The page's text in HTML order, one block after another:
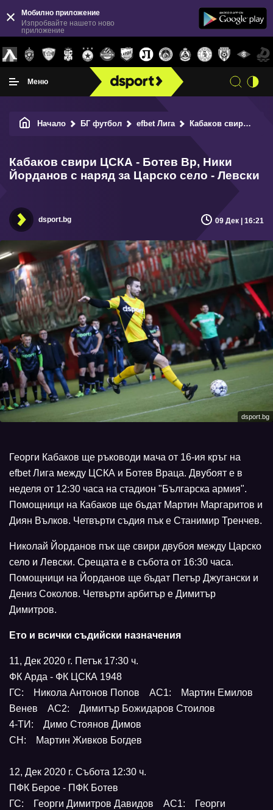
Мобилно приложение
Изпробвайте нашето ново
приложение
Меню
Начало БГ футбол efbet Лига Кабаков свири ЦСКА - Ботев Вр, Ники Йорданов с наряд за Царско село - Левски
Кабаков свири ЦСКА - Ботев Вр, Ники
Йорданов с наряд за Царско село - Левски
dsport.bg 09 Дек | 16:21
dsport.bg
Георги Кабаков ще ръководи мача от 16-ия кръг на
efbet Лига между ЦСКА и Ботев Враца. Двубоят е в
неделя от 12:30 часа на стадион "Българска армия".
Помощници на Кабаков ще бъдат Мартин Маргаритов и
Диян Вълков. Четвърти съдия пък е Станимир Тренчев.
Николай Йорданов пък ще свири двубоя между Царско
село и Левски. Срещата е в събота от 16:30 часа.
Помощници на Йорданов ще бъдат Петър Джугански и
Дениз Соколов. Четвърти арбитър е Димитър
Димитров.
Ето и всички съдийски назначения
11, Дек 2020 г. Петък 17:30 ч.
ФК Арда - ФК ЦСКА 1948
ГС: Никола Антонов Попов АС1: Мартин Емилов
Венев АС2: Димитър Божидаров Стоилов
4-ТИ: Димо Стоянов Димов
СН: Мартин Живков Богдев
12, Дек 2020 г. Събота 12:30 ч.
ПФК Берое - ПФК Ботев
ГС: Георги Димитров Давидов АС1: Георги